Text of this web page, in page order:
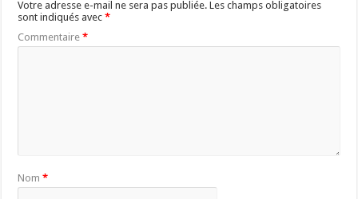
Votre adresse e-mail ne sera pas publiée. Les champs obligatoires
sont indiqués avec*
Commentaire*
Nom*